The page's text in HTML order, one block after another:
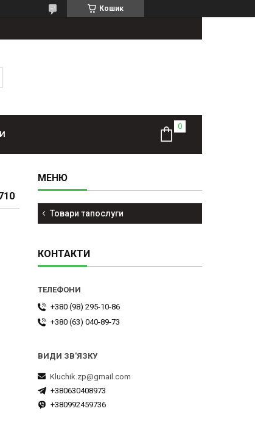
Кошик
Товари тапослуги
КОНТАКТИ
+380 (98) 295-10-86
+380 (63) 040-89-73
Kluchik.zp@gmail.com
+380630408973
+380992459736